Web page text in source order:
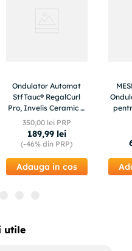
Ondulator Automat
StfTauc® RegalCurl
Pro, Invelis Ceramic si
ioni Temperatura
Reglabila 160–220°C,
Rotire Bidirectionala
350,00lei PRP
189,99 lei
(-46% din PRP)
Adauga in cos
utile